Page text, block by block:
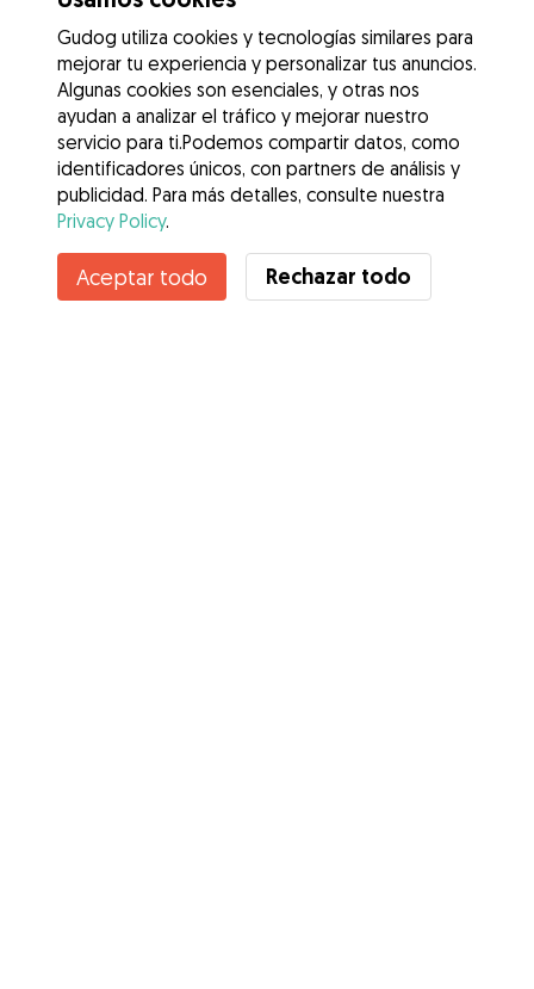
Contacta con José Luis
¿Conoces los Beneficios de Gudog? Ver más
Gudog utiliza cookies y tecnologías similares para
mejorar tu experiencia y personalizar tus anuncios.
Algunas cookies son esenciales, y otras nos
ayudan a analizar el tráfico y mejorar nuestro
servicio para ti.Podemos compartir datos, como
identificadores únicos, con partners de análisis y
publicidad. Para más detalles, consulte nuestra
Privacy Policy.
Aceptar todo Rechazar todo